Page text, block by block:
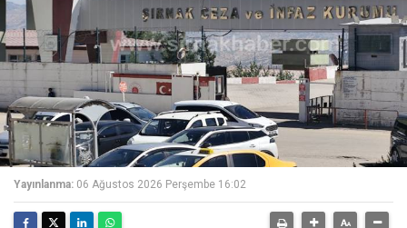
Yayınlanma: 06 Ağustos 2026 Perşembe 16:02